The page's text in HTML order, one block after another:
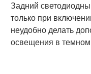
Задний
только при
неудобно делать
освещения в